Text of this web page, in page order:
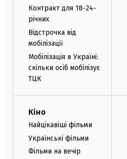
Контракт для 18-24-
річних
Відстрочка від
мобілізації
Мобілізація в Україні:
скільки осіб мобілізує
ТЦК
Кіно
Найцікавіші фільми
Українські фільми
Фільми на вечір